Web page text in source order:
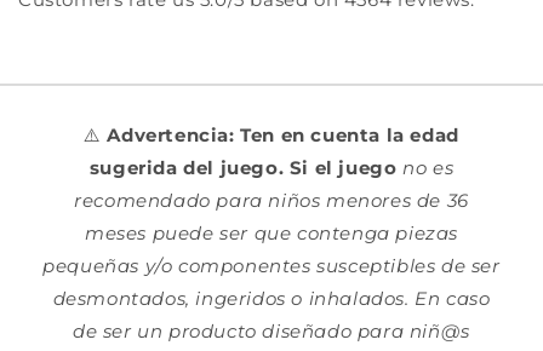
⚠️Advertencia: Ten en cuenta la edad
sugerida del juego. Si el juego no es
recomendado para niños menores de 36
meses puede ser que contenga piezas
pequeñas y/o componentes susceptibles de ser
desmontados, ingeridos o inhalados. En caso
de ser un producto diseñado para niñ@s